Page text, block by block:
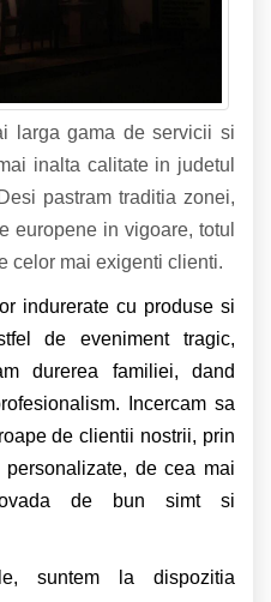
larga gama de servicii si
inalta calitate in judetul
pastram traditia zonei,
europene in vigoare, totul
celor mai exigenti clienti.
indurerate cu produse si
de eveniment tragic,
durerea familiei, dand
Incercam sa
de clientii nostrii, prin
de cea mai
de bun simt si
suntem la dispozitia